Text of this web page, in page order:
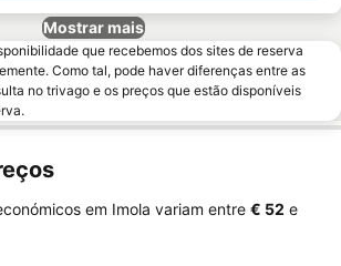
Mostrar mais
que recebemos dos sites de reserva
Como tal, pode haver diferenças entre as
no trivago e os preços que estão disponíveis
em Imola variam entre ‎€ 52 e